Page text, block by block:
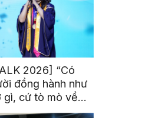
2026] “Có
đồng hành như
gì, cứ tò mò về